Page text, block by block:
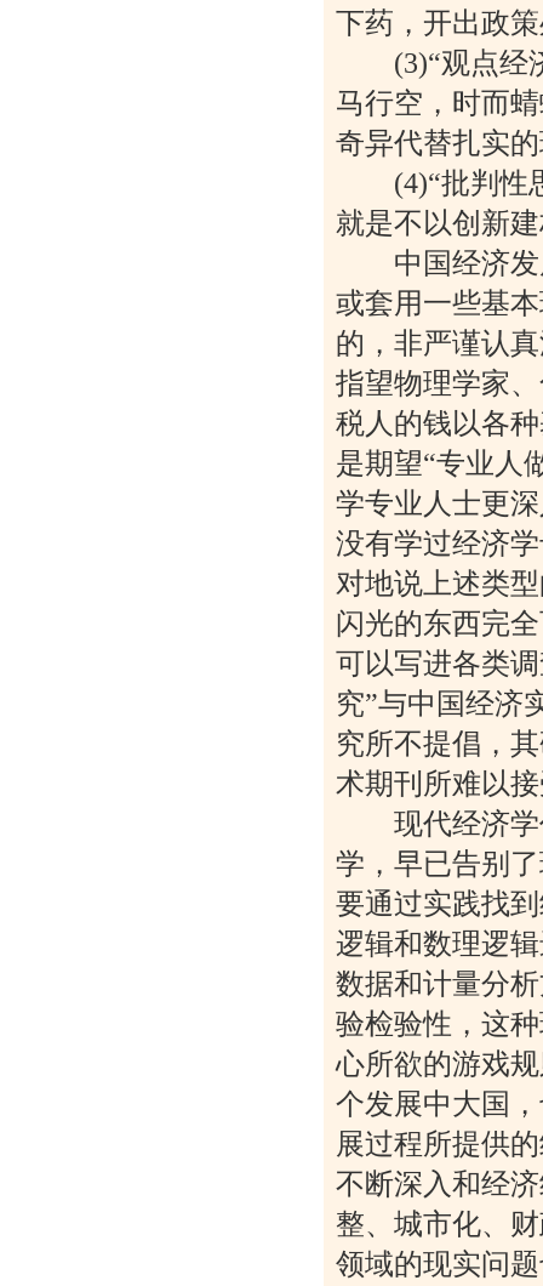
下药，开出政
(3)“观点经济
马行空，时而
奇异代替扎实
(4)“批判性思
就是不以创新
中国经济发
或套用一些基
的，非严谨认
指望物理学家
税人的钱以各
是期望“专业人
学专业人士更
没有学过经济
对地说上述类
闪光的东西完
可以写进各类
究”与中国经济
究所不提倡，
术期刊所难以
现代经济学
学，早已告别
要通过实践找
逻辑和数理逻
数据和计量分
验检验性，这
心所欲的游戏
个发展中大国
展过程所提供
不断深入和经
整、城市化、
领域的现实问